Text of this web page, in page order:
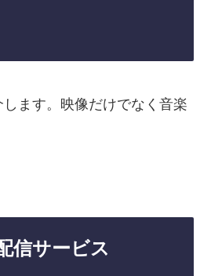
ます。映像だけでなく音楽
信サービス